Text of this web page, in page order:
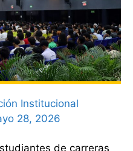
Institucional
28, 2026
de carreras